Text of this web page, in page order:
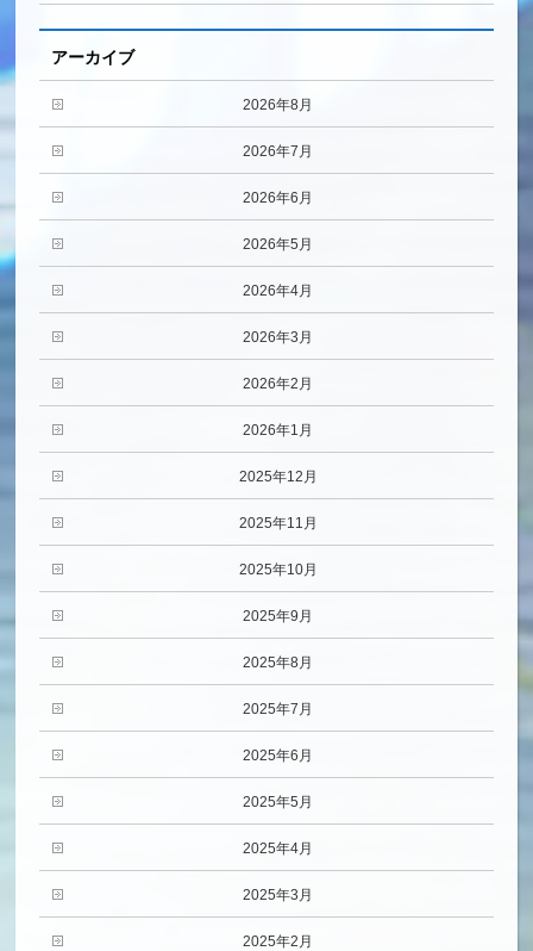
アーカイブ
2026年8月
2026年7月
2026年6月
2026年5月
2026年4月
2026年3月
2026年2月
2026年1月
2025年12月
2025年11月
2025年10月
2025年9月
2025年8月
2025年7月
2025年6月
2025年5月
2025年4月
2025年3月
2025年2月